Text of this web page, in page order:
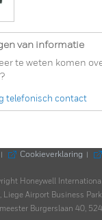
van informatie
te weten komen
telefonisch contact
Cookieverklaring
Honeywell
Airport Business
Burgerslaan 40,